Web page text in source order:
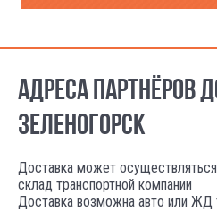
АДРЕСА ПАРТНЁРОВ
ЗЕЛЕНОГОРСК
Доставка может
склад транспортной компании
Доставка возможна авто или ЖД